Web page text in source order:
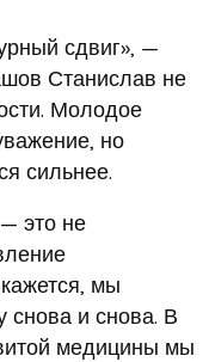
сдвиг», —
Станислав не
Молодое
но
сильнее.
это не
мы
снова и снова. В
медицины мы